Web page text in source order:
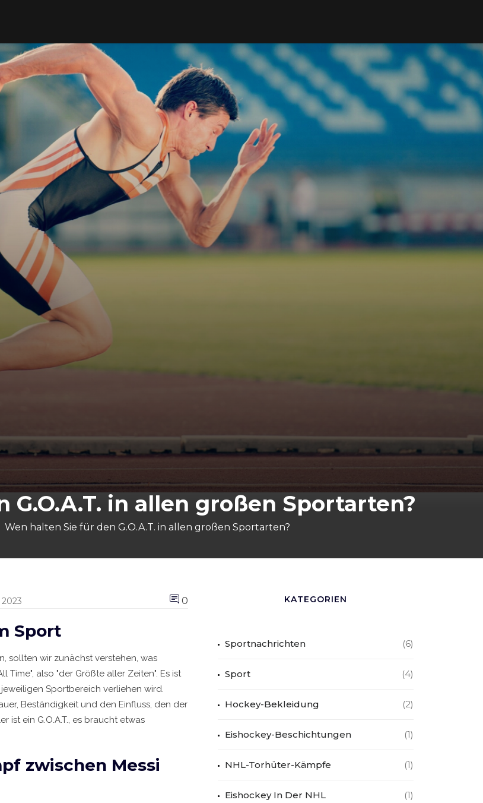
G.O.A.T. in allen großen Sportarten?
Wen halten Sie für den G.O.A.T. in allen großen Sportarten?
2023 0
Sport
sollten wir zunächst verstehen, was
Time", also "der Größte aller Zeiten". Es ist
Sportbereich verliehen wird.
Beständigkeit und den Einfluss, den der
ist ein G.O.A.T., es braucht etwas
zwischen Messi
KATEGORIEN
Sportnachrichten (6)
Sport (4)
Hockey-Bekleidung (2)
Eishockey-Beschichtungen (1)
NHL-Torhüter-Kämpfe (1)
Eishockey In Der NHL (1)